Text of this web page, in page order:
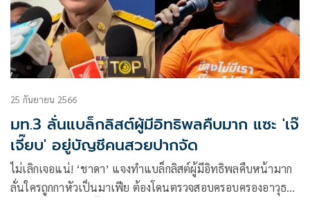
25 กันยายน 2566
มท.3 ลั่นแบล็กลิสต์ผู้มีอิทธิพลคืบมาก แซะ 'เจ๊
เจี๊ยบ' อยู่บัญชีคนสวยปากจัด
ไม่เลิกเจอแน่! ‘ชาดา’ แจงทำแบล็กลิสต์ผู้มีอิทธิพลคืบหน้ามาก
ลั่นใครถูกกาหัวเป็นมาเฟีย ต้องโดนตรวจสอบครอบครองอาวุธ